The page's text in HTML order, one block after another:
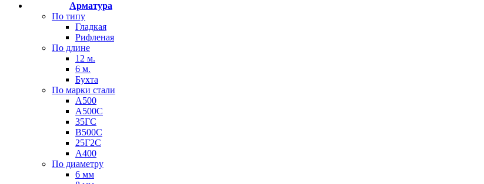
Качественные стали
Арматура
По типу
Гладкая
Рифленая
По длине
12 м.
6 м.
Бухта
По марки стали
А500
А500С
35ГС
В500С
25Г2С
А400
По диаметру
6 мм